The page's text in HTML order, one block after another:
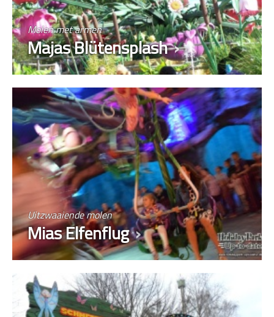
Molen met armen
Majas Blütensplash
Uitzwaaiende molen
Mias Elfenflug